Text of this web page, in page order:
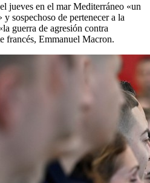
jueves en el mar Mediterráneo «un
sospechoso de pertenecer a la
guerra de agresión contra
francés, Emmanuel Macron.